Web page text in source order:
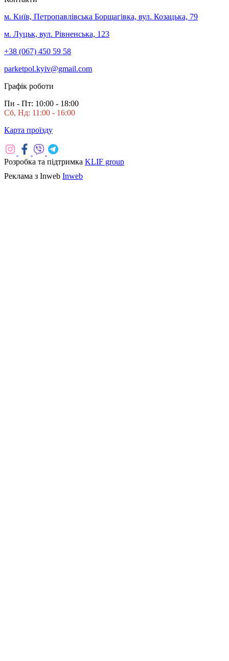
м. Київ, Петропавлівська Борщагівка, вул. Козацька, 79
м. Луцьк, вул. Рівненська, 123
+38 (067) 450 59 58
parketpol.kyiv@gmail.com
Графік роботи
Пн - Пт: 10:00 - 18:00
Сб, Нд: 11:00 - 16:00
Карта проїзду
Розробка та підтримка KLIF group
Реклама з Inweb Inweb